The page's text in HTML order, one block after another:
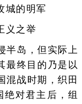
城的明军
之举
岛，但实际上
最终目的乃是以
混战时期，织田
对君主后，组